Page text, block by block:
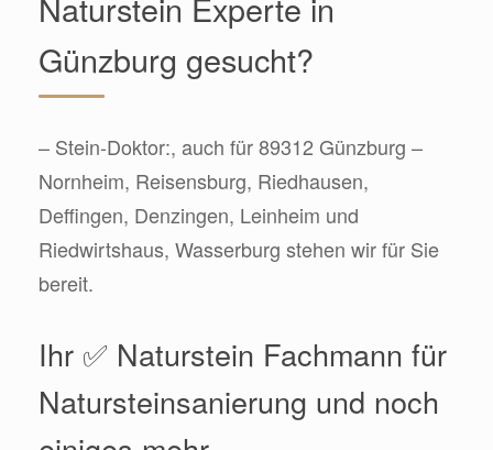
Günzburg gesucht?
– Stein-Doktor:, auch für 89312 Günzburg –
Nornheim, Reisensburg, Riedhausen,
Deffingen, Denzingen, Leinheim und
Riedwirtshaus, Wasserburg stehen wir für Sie
bereit.
Ihr ✅ Naturstein Fachmann für
Natursteinsanierung und noch